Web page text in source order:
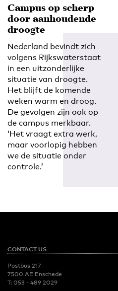
Campus op scherp
door aanhoudende
droogte
Nederland bevindt zich
volgens Rijkswaterstaat
in een uitzonderlijke
situatie van droogte.
Het blijft de komende
weken warm en droog.
De gevolgen zijn ook op
de campus merkbaar.
‘Het vraagt extra werk,
maar voorlopig hebben
we de situatie onder
controle.’
CONTACT US
Postbus 217
7500 AE Enschede
T: 053 - 489 2029